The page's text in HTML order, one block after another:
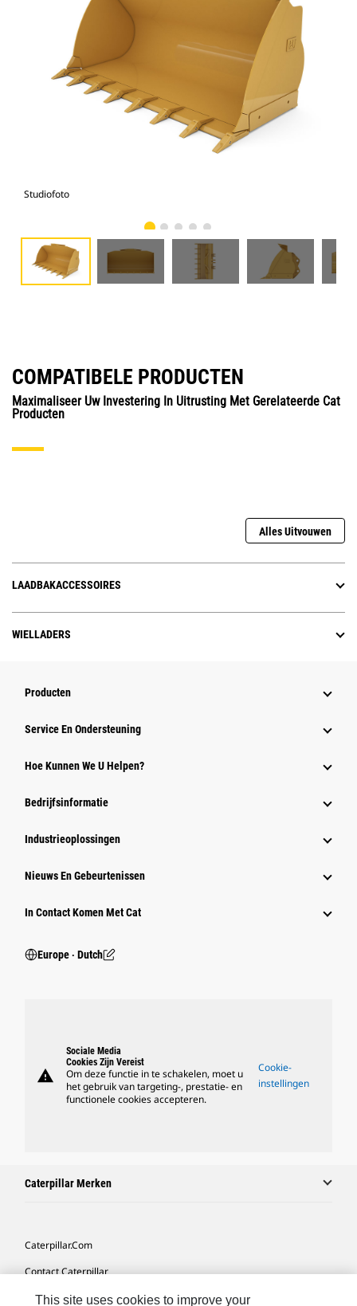
Studiofoto
COMPATIBELE PRODUCTEN
Maximaliseer Uw Investering In Uitrusting Met Gerelateerde Cat
Producten
Alles Uitvouwen
LAADBAKACCESSOIRES
WIELLADERS
Producten
Service En Ondersteuning
Hoe Kunnen We U Helpen?
Bedrijfsinformatie
Industrieoplossingen
Nieuws En Gebeurtenissen
In Contact Komen Met Cat
Europe ‧ Dutch
warning
Sociale Media
Cookies Zijn Vereist
Om deze functie in te schakelen, moet u
het gebruik van targeting-, prestatie- en
functionele cookies accepteren.
Cookie-
instellingen
Caterpillar Merken
Caterpillar.com
Contact Caterpillar
Mijn Marketingvoorkeuren
This site uses cookies to improve your